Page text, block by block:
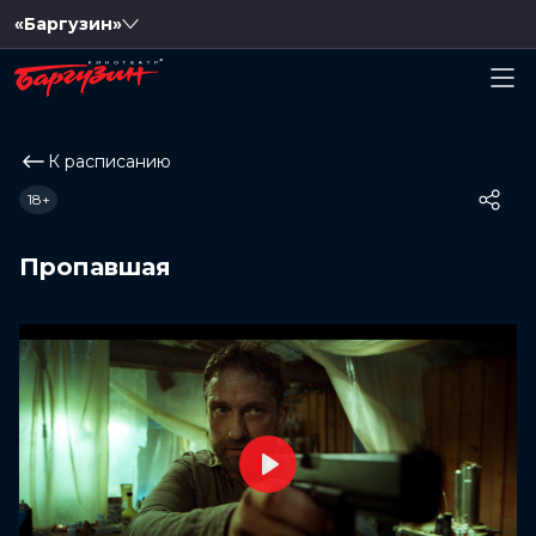
«Баргузин»
К расписанию
Пропавшая
18+
Play